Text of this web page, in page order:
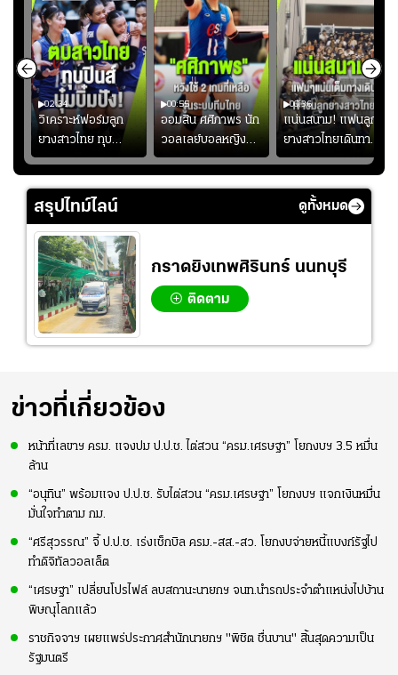
02:34
วิเคราะห์ฟอร์มลูก
ยางสาวไทย ทุบ
ฟิลิปปินส์ 3-0! "บุ๋ม
บิ๋ม" คืนสนามสุดปัง
#วอลเลย์บอลชาย
ทีมชาติไทย
00:55
ออมสิน ศศิภาพร นัก
วอลเลย์บอลหญิงทีม
ชาติไทย หวังใช้ 2
เกมที่เหลือ ปรับจู
00:36
แน่นสนาม! แฟนลูก
ยางสาวไทยเดินทาง
เข้ามาเชียร์สาวไทย
อย่างคึกคัก เพื่อให้
กำลังใจ ก่อนที่สาว
ไทยจะคว้าชัย
สรุปไทม์ไลน์ ดูทั้งหมด
กราดยิงเทพศิรินทร์ นนทบุรี
ติดตาม
ข่าวที่เกี่ยวข้อง
หน้าที่เลขาฯ ครม. แจงปม ป.ป.ช. ไต่สวน “ครม.เศรษฐา” โยกงบฯ 3.5 หมื่น
ล้าน
“อนุทิน” พร้อมแจง ป.ป.ช. รับไต่สวน “ครม.เศรษฐา” โยกงบฯ แจกเงินหมื่น
มั่นใจทำตาม กม.
“ศรีสุวรรณ” จี้ ป.ป.ช. เร่งเช็กบิล ครม.-สส.-สว. โยกงบจ่ายหนี้แบงก์รัฐไป
ทำดิจิทัลวอลเล็ต
“เศรษฐา” เปลี่ยนโปรไฟล์ ลบสถานะนายกฯ จนท.นำรถประจำตำแหน่งไปบ้าน
พิษณุโลกแล้ว
ราชกิจจาฯ เผยแพร่ประกาศสำนักนายกฯ "พิชิต ชื่นบาน" สิ้นสุดความเป็น
รัฐมนตรี